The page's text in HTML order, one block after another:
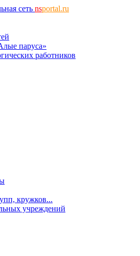
сеть nsportal.ru
паруса»
работников
кружков...
учреждений